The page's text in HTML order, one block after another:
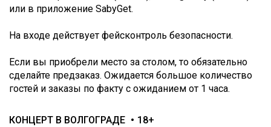
или в приложение SabyGet.
На входе действует фейсконтроль безопасности.
Если вы приобрели место за столом, то обязательно
сделайте предзаказ. Ожидается большое количество
гостей и заказы по факту с ожиданием от 1 часа.
КОНЦЕРТ В ВОЛГОГРАДЕ 18+